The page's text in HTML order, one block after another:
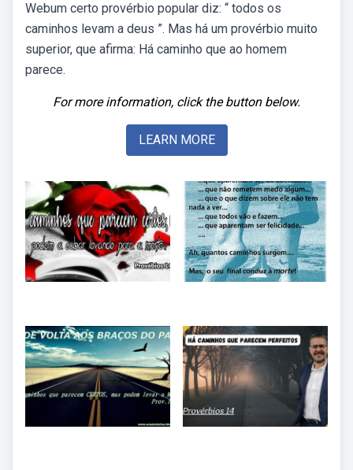
Webum certo provérbio popular diz: “ todos os
caminhos levam a deus ”. Mas há um provérbio muito
superior, que afirma: Há caminho que ao homem
parece.
For more information, click the button below.
LEARN MORE